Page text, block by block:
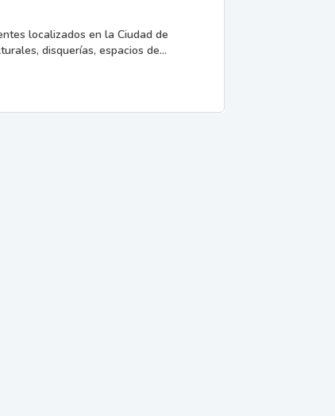
localizados en la Ciudad de
disquerías, espacios de...